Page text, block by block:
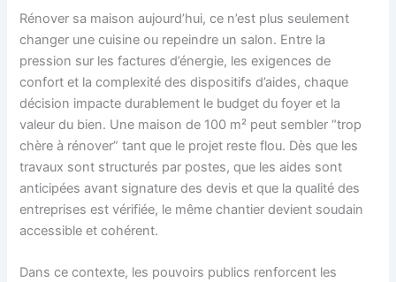
Rénover sa maison aujourd’hui, ce n’est plus seulement
changer une cuisine ou repeindre un salon. Entre la
pression sur les factures d’énergie, les exigences de
confort et la complexité des dispositifs d’aides, chaque
décision impacte durablement le budget du foyer et la
valeur du bien. Une maison de 100 m² peut sembler “trop
chère à rénover” tant que le projet reste flou. Dès que les
travaux sont structurés par postes, que les aides sont
anticipées avant signature des devis et que la qualité des
entreprises est vérifiée, le même chantier devient soudain
accessible et cohérent.
Dans ce contexte, les pouvoirs publics renforcent les